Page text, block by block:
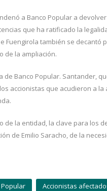
a Banco Popular a
que ha ratificado la
Fuengirola también se decantó
de la ampliación.
de Banco Popular. Santander,
accionistas que acudieron a la
la entidad, la clave para los
de Emilio Saracho, de la
Popular
Accionistas